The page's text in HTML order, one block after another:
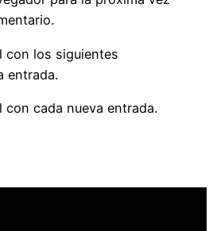
con los siguientes
entrada.
con cada nueva entrada.